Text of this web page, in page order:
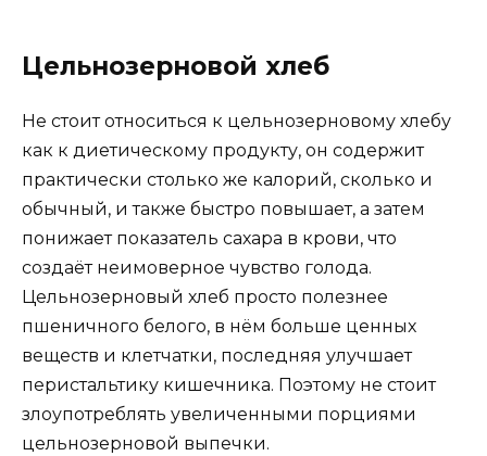
Цельнозерновой хлеб
Не стоит относиться к цельнозерновому хлебу
как к диетическому продукту, он содержит
практически столько же калорий, сколько и
обычный, и также быстро повышает, а затем
понижает показатель сахара в крови, что
создаёт неимоверное чувство голода.
Цельнозерновый хлеб просто полезнее
пшеничного белого, в нём больше ценных
веществ и клетчатки, последняя улучшает
перистальтику кишечника. Поэтому не стоит
злоупотреблять увеличенными порциями
цельнозерновой выпечки.